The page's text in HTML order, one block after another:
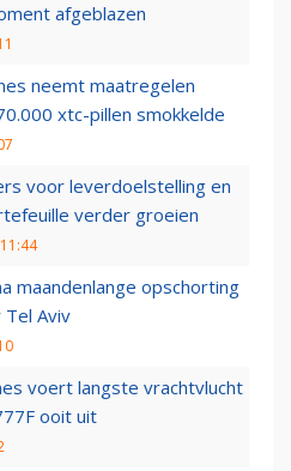
afgeblazen
neemt maatregelen
xtc-pillen smokkelde
voor leverdoelstelling en
verder groeien
maandenlange opschorting
Tel Aviv
voert langste vrachtvlucht
ooit uit